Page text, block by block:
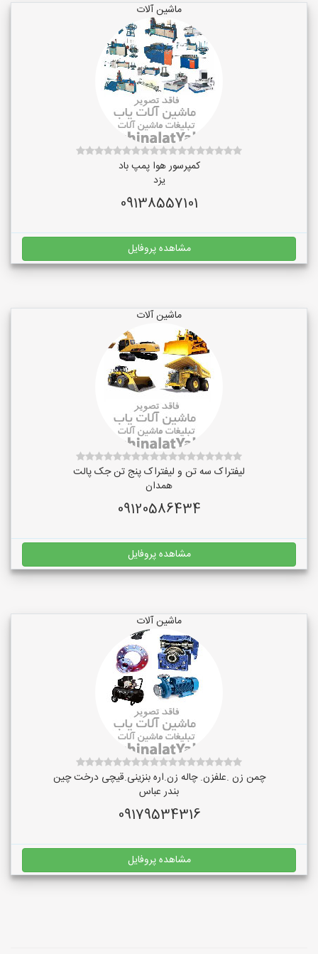
ماشین آلات
کمپرسور هوا پمپ باد
یزد
09138557101
مشاهده پروفایل
ماشین آلات
لیفتراک سه تن و لیفتراک پنج تن جک پالت
همدان
09120586434
مشاهده پروفایل
ماشین آلات
چمن زن .علفزن. چاله زن.اره بنزینی.قیچی درخت چین
بندر عباس
09179534316
مشاهده پروفایل